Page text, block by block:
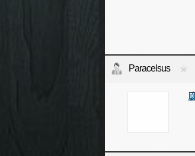
Paracelsus